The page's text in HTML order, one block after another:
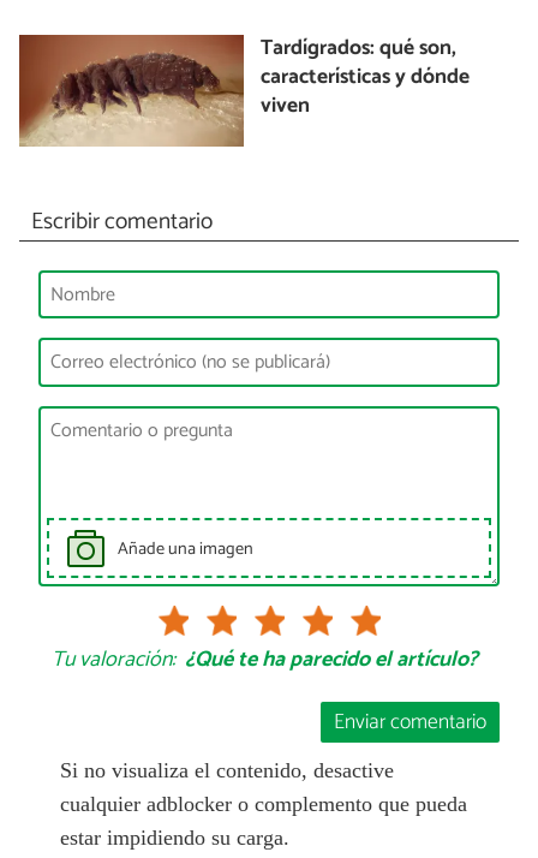
Tardígrados: qué son,
características y dónde
viven
Escribir comentario
Añade una imagen
Tu valoración: ¿Qué te ha parecido el artículo?
Enviar comentario
Si no visualiza el contenido, desactive
cualquier adblocker o complemento que pueda
estar impidiendo su carga.